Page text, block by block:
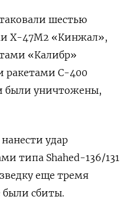
шестью
Х-47М2 «Кинжал»,
«Калибр»
ракетами С-400
были уничтожены,
удар
типа Shahed-136/131
еще тремя
сбиты.